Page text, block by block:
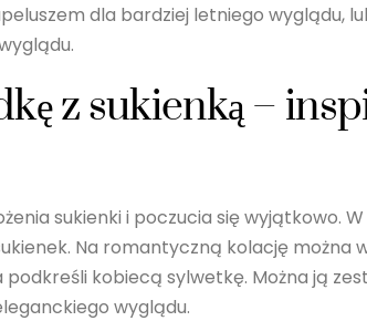
dla bardziej letniego wyglądu,
z sukienką –
sukienki i poczucia się wyjątkowo.
Na romantyczną kolację można
kobiecą sylwetkę. Można ją
wyglądu.